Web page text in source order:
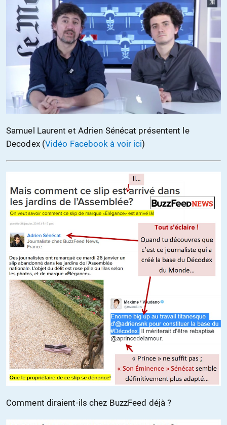
Samuel Laurent et Adrien Sénécat présentent le
Decodex (Vidéo Facebook à voir ici)
Comment diraient-ils chez BuzzFeed déjà ?